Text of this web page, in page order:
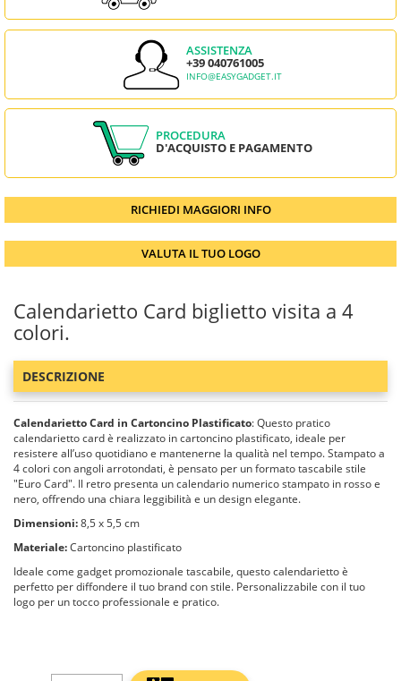
ASSISTENZA
+39 040761005
INFO@EASYGADGET.IT
PROCEDURA
D'ACQUISTO E PAGAMENTO
RICHIEDI MAGGIORI INFO
VALUTA IL TUO LOGO
Calendarietto Card biglietto visita a 4
colori.
DESCRIZIONE
Calendarietto Card in Cartoncino Plastificato: Questo pratico
calendarietto card è realizzato in cartoncino plastificato, ideale per
resistere all’uso quotidiano e mantenerne la qualità nel tempo. Stampato a
4 colori con angoli arrotondati, è pensato per un formato tascabile stile
"Euro Card". Il retro presenta un calendario numerico stampato in rosso e
nero, offrendo una chiara leggibilità e un design elegante.
Dimensioni:8,5 x 5,5 cm
Materiale:Cartoncino plastificato
Ideale come gadget promozionale tascabile, questo calendarietto è
perfetto per diffondere il tuo brand con stile. Personalizzabile con il tuo
logo per un tocco professionale e pratico.